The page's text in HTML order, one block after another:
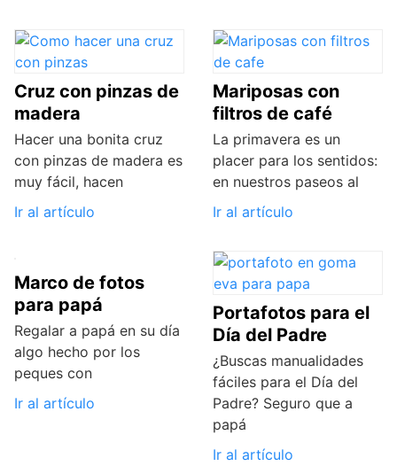
Cruz con pinzas de
madera
Hacer una bonita cruz
con pinzas de madera es
muy fácil, hacen
Ir al artículo
Mariposas con
filtros de café
La primavera es un
placer para los sentidos:
en nuestros paseos al
Ir al artículo
Marco de fotos
para papá
Regalar a papá en su día
algo hecho por los
peques con
Ir al artículo
Portafotos para el
Día del Padre
¿Buscas manualidades
fáciles para el Día del
Padre? Seguro que a
papá
Ir al artículo